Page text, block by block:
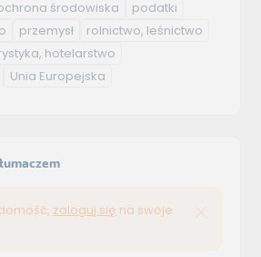
środowiska
podatki
przemysł
rolnictwo, leśnictwo
hotelarstwo
Unia Europejska
zaloguj się na swoje